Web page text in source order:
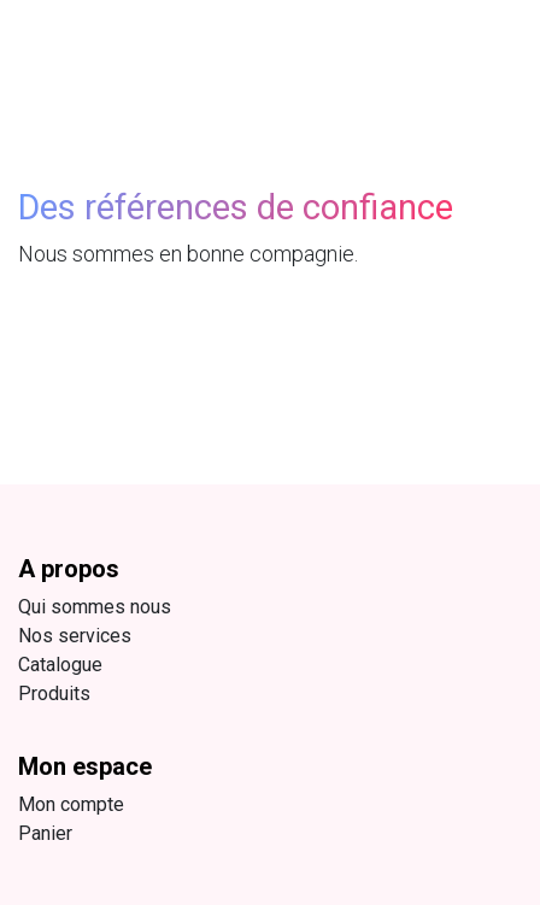
Des références de confiance
Nous sommes en bonne compagnie.
A propos
Qui sommes nous
Nos services
Catalogue
Produits
Mon espace
Mon compte
Panier